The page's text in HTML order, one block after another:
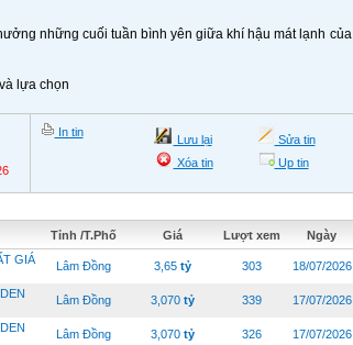
những cuối tuần bình yên giữa khí hậu mát lạnh của
lựa chọn
In tin
Lưu lại
Sửa tin
Xóa tin
Up tin
Tỉnh /T.Phố Giá Lượt xem
Ngày
GIÁ
Lâm Đồng 3,65 tỷ 303 18/07/2026
Lâm Đồng 3,070 tỷ 339 17/07/2026
Lâm Đồng 3,070 tỷ 326 17/07/2026